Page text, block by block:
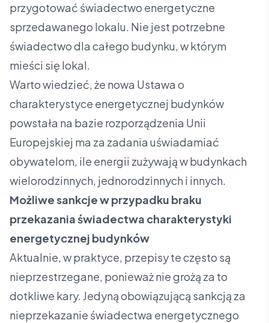
przygotować świadectwo energetyczne
sprzedawanego lokalu. Nie jest potrzebne
świadectwo dla całego budynku, w którym
mieści się lokal.
Warto wiedzieć, że nowa Ustawa o
charakterystyce energetycznej budynków
powstała na bazie rozporządzenia Unii
Europejskiej ma za zadania uświadamiać
obywatelom, ile energii zużywają w budynkach
wielorodzinnych, jednorodzinnych i innych.
Możliwe sankcje w przypadku braku
przekazania świadectwa charakterystyki
energetycznej budynków
Aktualnie, w praktyce, przepisy te często są
nieprzestrzegane, ponieważ nie grożą za to
dotkliwe kary. Jedyną obowiązującą sankcją za
nieprzekazanie świadectwa energetycznego